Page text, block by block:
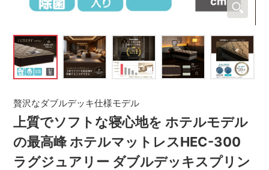
上質でソフトな寝心地を ホテルモデル
の最高峰 ホテルマットレスHEC-300
ラグジュアリー ダブルデッキスプリン
贅沢なダブルデッキ仕様モデル